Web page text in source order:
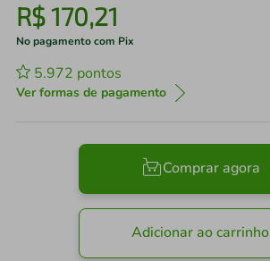
R$170,21
No pagamento com Pix
5.972 pontos
Ver formas de pagamento
Comprar agora
Adicionar ao carrinho